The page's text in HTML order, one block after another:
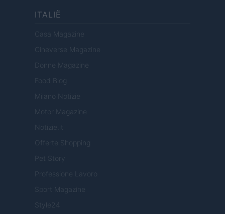
ITALIË
Casa Magazine
Cineverse Magazine
Donne Magazine
Food Blog
Milano Notizie
Motor Magazine
Notizie.it
Offerte Shopping
Pet Story
Professione Lavoro
Sport Magazine
Style24